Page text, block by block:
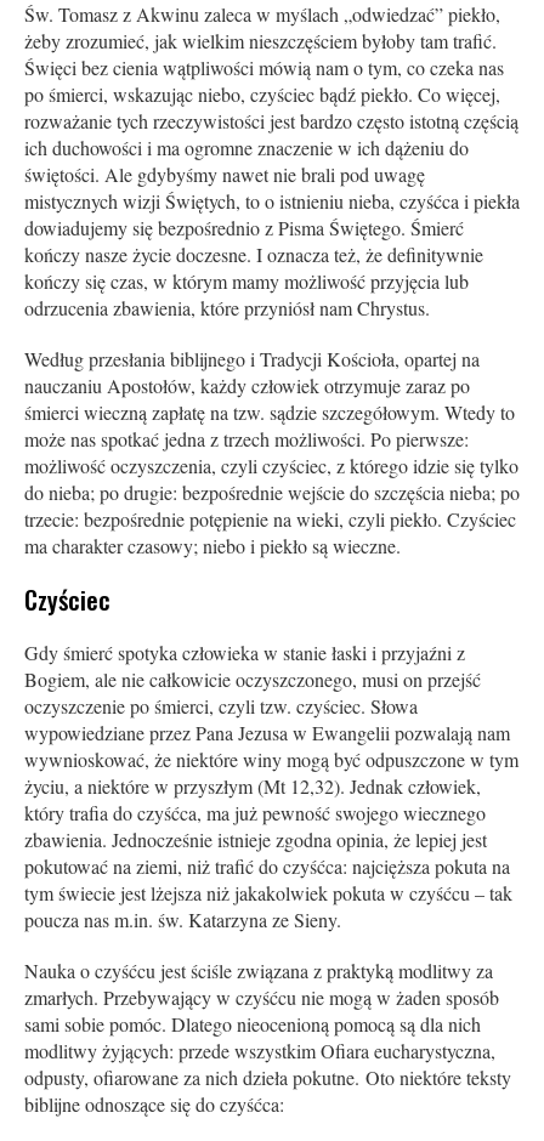
Św. Tomasz z Akwinu zaleca w myślach „odwiedzać” piekło,
żeby zrozumieć, jak wielkim nieszczęściem byłoby tam trafić.
Święci bez cienia wątpliwości mówią nam o tym, co czeka nas
po śmierci, wskazując niebo, czyściec bądź piekło. Co więcej,
rozważanie tych rzeczywistości jest bardzo często istotną częścią
ich duchowości i ma ogromne znaczenie w ich dążeniu do
świętości. Ale gdybyśmy nawet nie brali pod uwagę
mistycznych wizji Świętych, to o istnieniu nieba, czyśćca i piekła
dowiadujemy się bezpośrednio z Pisma Świętego. Śmierć
kończy nasze życie doczesne. I oznacza też, że definitywnie
kończy się czas, w którym mamy możliwość przyjęcia lub
odrzucenia zbawienia, które przyniósł nam Chrystus.
Według przesłania biblijnego i Tradycji Kościoła, opartej na
nauczaniu Apostołów, każdy człowiek otrzymuje zaraz po
śmierci wieczną zapłatę na tzw. sądzie szczegółowym. Wtedy to
może nas spotkać jedna z trzech możliwości. Po pierwsze:
możliwość oczyszczenia, czyli czyściec, z którego idzie się tylko
do nieba; po drugie: bezpośrednie wejście do szczęścia nieba; po
trzecie: bezpośrednie potępienie na wieki, czyli piekło. Czyściec
ma charakter czasowy; niebo i piekło są wieczne.
Czyściec
Gdy śmierć spotyka człowieka w stanie łaski i przyjaźni z
Bogiem, ale nie całkowicie oczyszczonego, musi on przejść
oczyszczenie po śmierci, czyli tzw. czyściec. Słowa
wypowiedziane przez Pana Jezusa w Ewangelii pozwalają nam
wywnioskować, że niektóre winy mogą być odpuszczone w tym
życiu, a niektóre w przyszłym (Mt 12,32). Jednak człowiek,
który trafia do czyśćca, ma już pewność swojego wiecznego
zbawienia. Jednocześnie istnieje zgodna opinia, że lepiej jest
pokutować na ziemi, niż trafić do czyśćca: najcięższa pokuta na
tym świecie jest lżejsza niż jakakolwiek pokuta w czyśćcu – tak
poucza nas m.in. św. Katarzyna ze Sieny.
Nauka o czyśćcu jest ściśle związana z praktyką modlitwy za
zmarłych. Przebywający w czyśćcu nie mogą w żaden sposób
sami sobie pomóc. Dlatego nieocenioną pomocą są dla nich
modlitwy żyjących: przede wszystkim Ofiara eucharystyczna,
odpusty, ofiarowane za nich dzieła pokutne. Oto niektóre teksty
biblijne odnoszące się do czyśćca: